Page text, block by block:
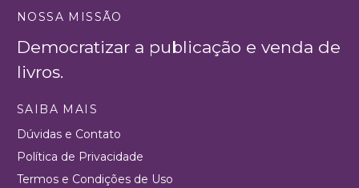
NOSSA MISSÃO
Democratizar a publicação e venda de
livros.
SAIBA MAIS
Dúvidas e Contato
Política de Privacidade
Termos e Condições de Uso